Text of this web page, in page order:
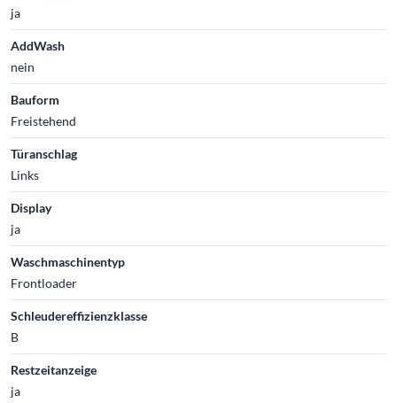
ja
AddWash
nein
Bauform
Freistehend
Türanschlag
Links
Display
ja
Waschmaschinentyp
Frontloader
Schleudereffizienzklasse
B
Restzeitanzeige
ja